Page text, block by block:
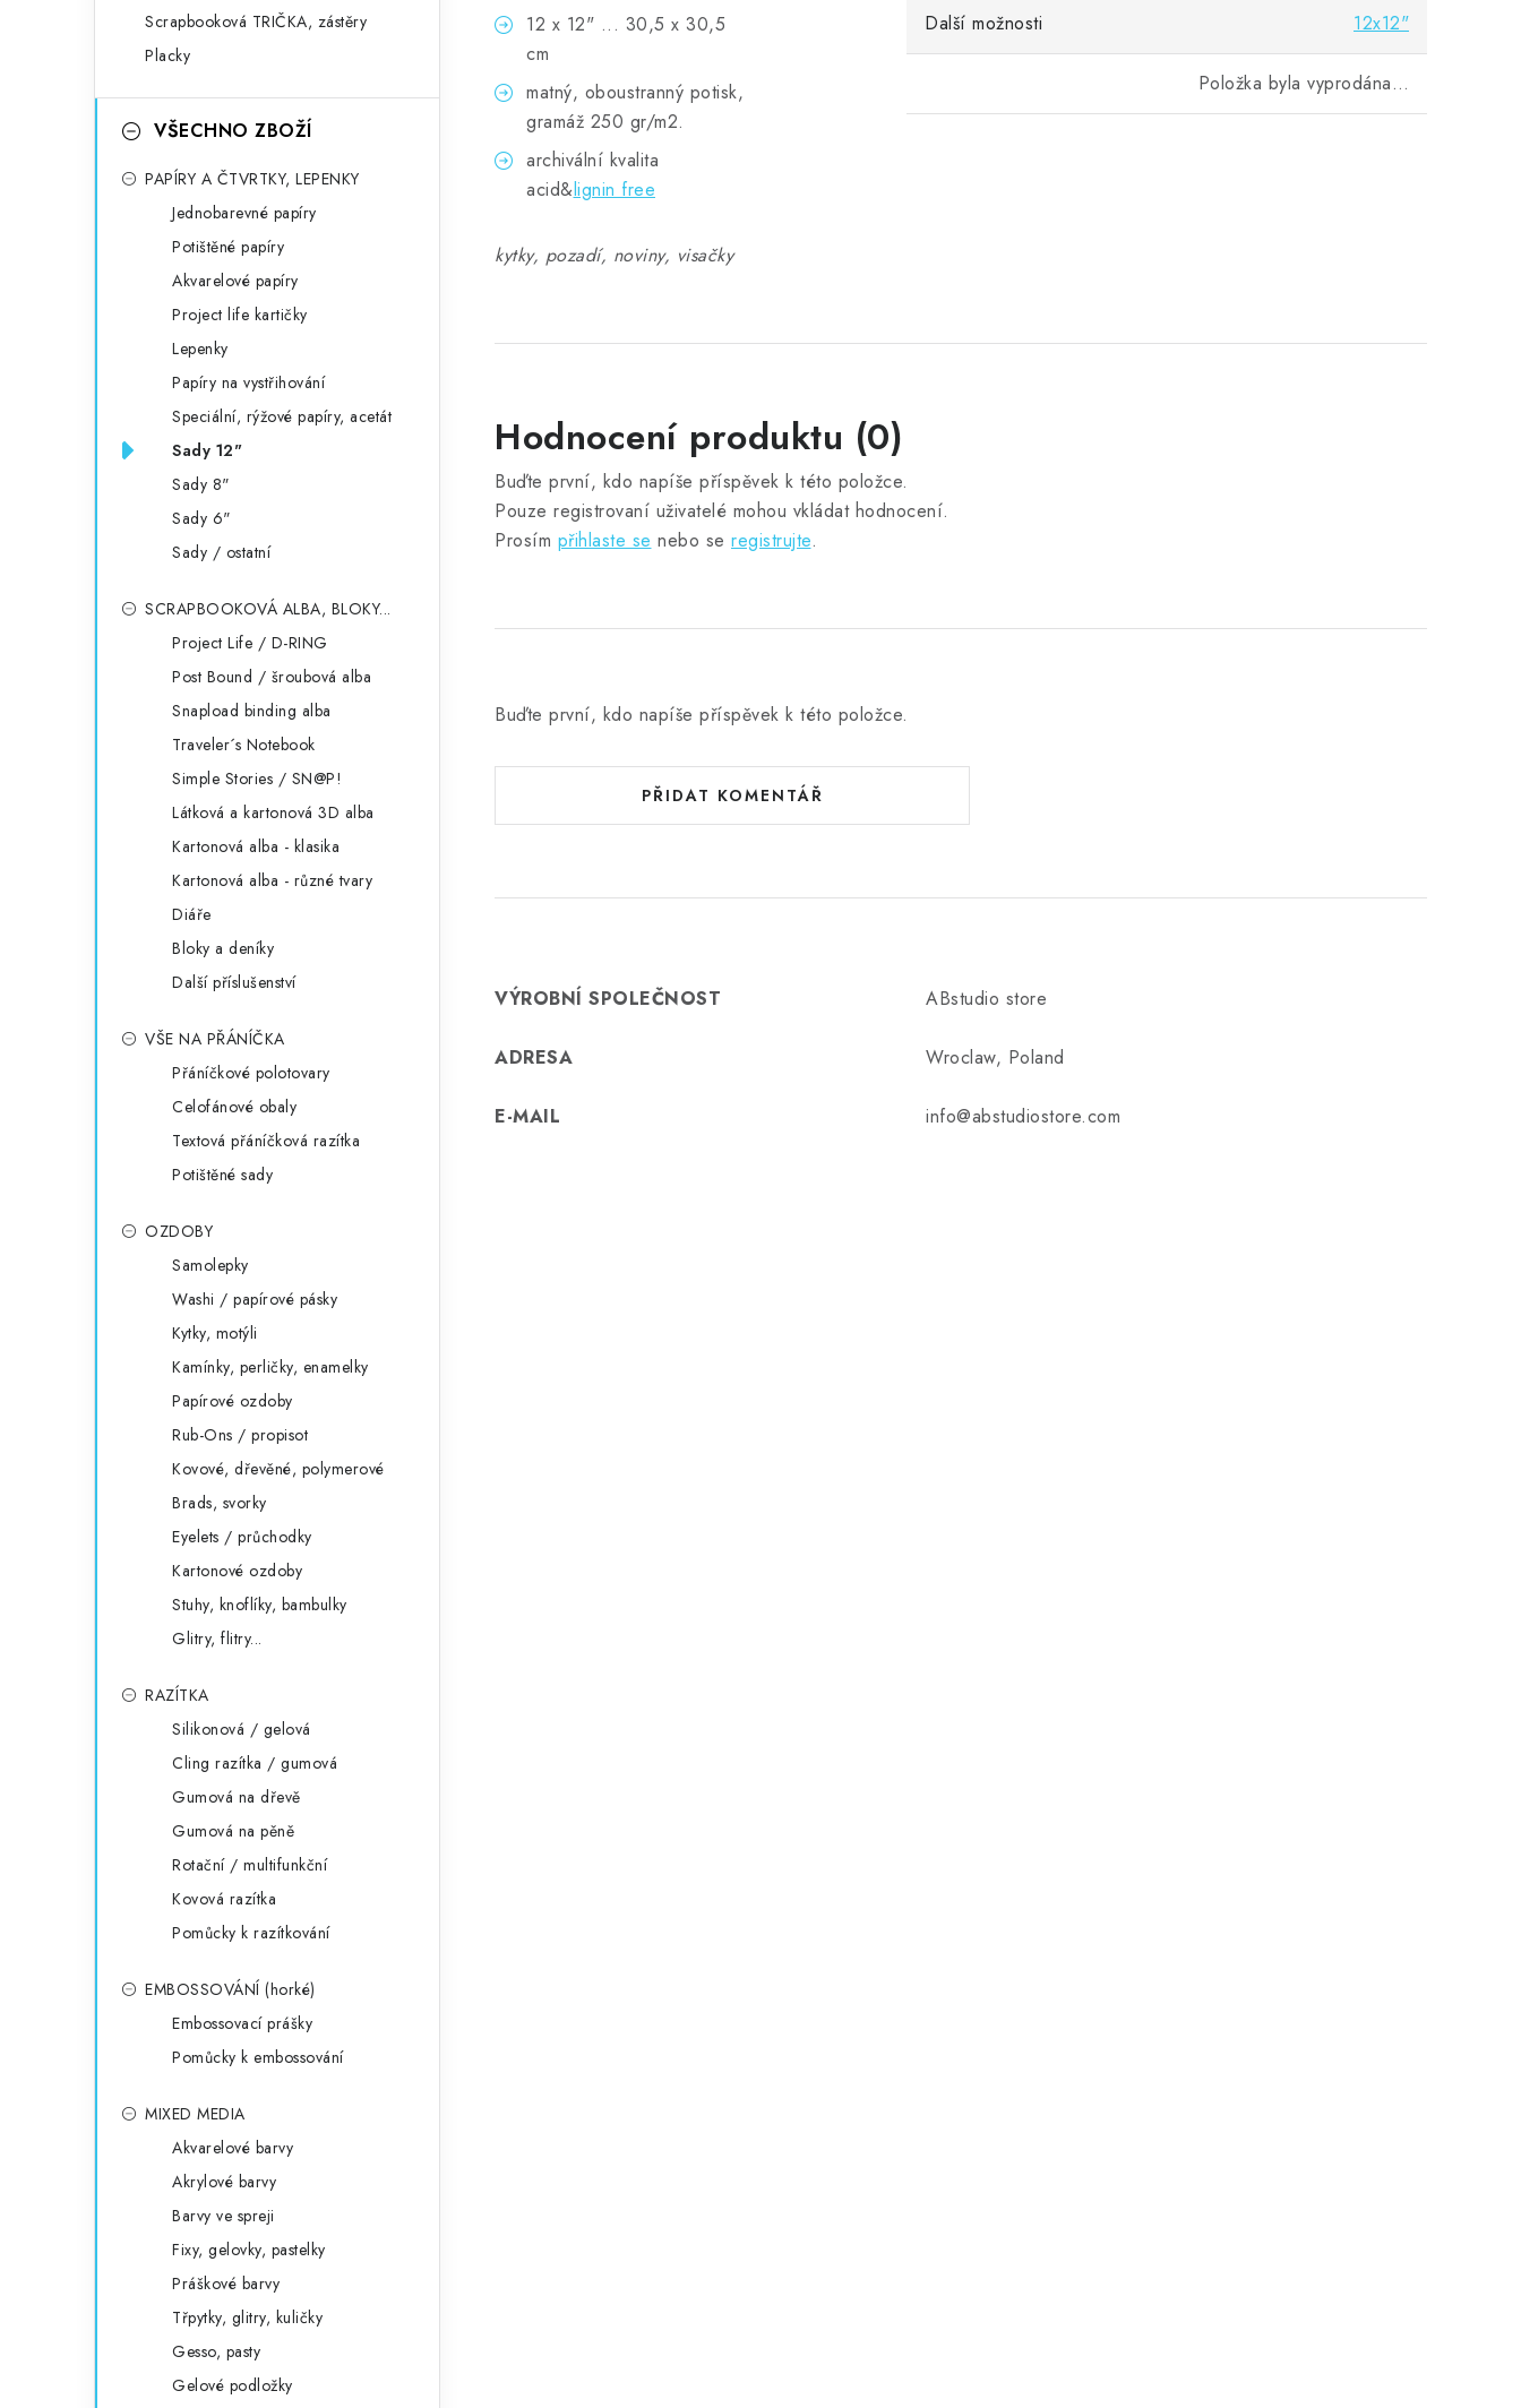
Scrapbooková TRIČKA, zástěry
Placky
VŠECHNO ZBOŽÍ
PAPÍRY A ČTVRTKY, LEPENKY
Jednobarevné papíry
Potištěné papíry
Akvarelové papíry
Project life kartičky
Lepenky
Papíry na vystřihování
Speciální, rýžové papíry, acetát
Sady 12"
Sady 8"
Sady 6"
Sady / ostatní
SCRAPBOOKOVÁ ALBA, BLOKY...
Project Life / D-RING
Post Bound / šroubová alba
Snapload binding alba
Traveler´s Notebook
Simple Stories / SN@P!
Látková a kartonová 3D alba
Kartonová alba - klasika
Kartonová alba - různé tvary
Diáře
Bloky a deníky
Další příslušenství
VŠE NA PŘÁNÍČKA
Přáníčkové polotovary
Celofánové obaly
Textová přáníčková razítka
Potištěné sady
OZDOBY
Samolepky
Washi / papírové pásky
Kytky, motýli
Kamínky, perličky, enamelky
Papírové ozdoby
Rub-Ons / propisot
Kovové, dřevěné, polymerové
Brads, svorky
Eyelets / průchodky
Kartonové ozdoby
Stuhy, knoflíky, bambulky
Glitry, flitry...
RAZÍTKA
Silikonová / gelová
Cling razítka / gumová
Gumová na dřevě
Gumová na pěně
Rotační / multifunkční
Kovová razítka
Pomůcky k razítkování
EMBOSSOVÁNÍ (horké)
Embossovací prášky
Pomůcky k embossování
MIXED MEDIA
Akvarelové barvy
Akrylové barvy
Barvy ve spreji
Fixy, gelovky, pastelky
Práškové barvy
Třpytky, glitry, kuličky
Gesso, pasty
Gelové podložky
12 x 12" ... 30,5 x 30,5
cm
matný, oboustranný potisk,
gramáž 250 gr/m2.
archivální kvalita
acid&lignin free
kytky, pozadí, noviny, visačky
Další možnosti 12x12"
Položka byla vyprodána…
Hodnocení produktu (0)
Buďte první, kdo napíše příspěvek k této položce.
Pouze registrovaní uživatelé mohou vkládat hodnocení.
Prosím přihlaste se nebo se registrujte.
Buďte první, kdo napíše příspěvek k této položce.
PŘIDAT KOMENTÁŘ
VÝROBNÍ SPOLEČNOST ABstudio store
ADRESA Wroclaw, Poland
E-MAIL info@abstudiostore.com